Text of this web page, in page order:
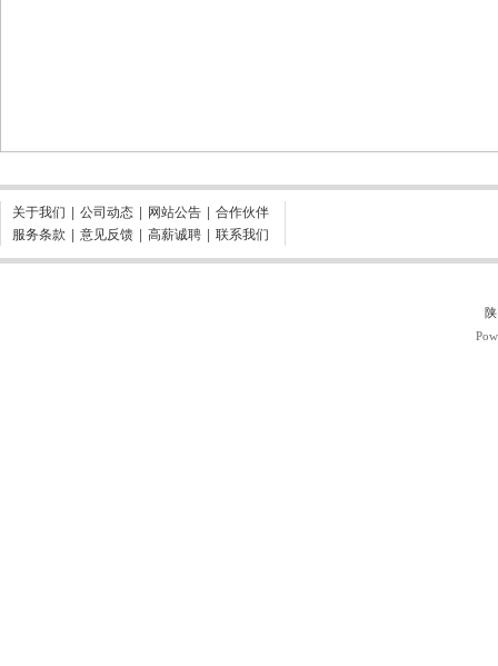
关于我们 公司动态 网站公告
合作伙伴
服务条款
意见反馈 高薪诚聘 联系我们